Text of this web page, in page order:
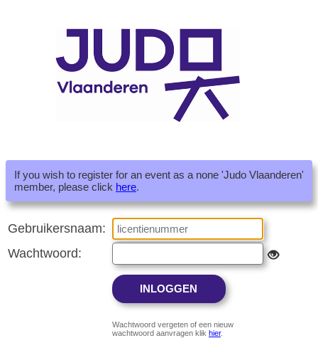
If you wish to register for an event as a none 'Judo Vlaanderen'
member, please click here.
Gebruikersnaam:
Wachtwoord:
Wachtwoord vergeten of een nieuw
wachtwoord aanvragen klik hier.